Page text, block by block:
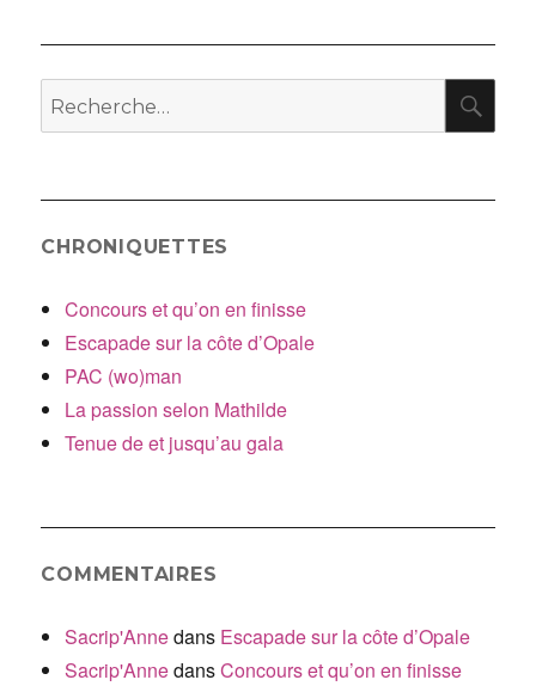
l’article
Recherche
pour
CHRONIQUETTES
Concours et qu’on en finisse
Escapade sur la côte d’Opale
PAC (wo)man
La passion selon Mathilde
Tenue de et jusqu’au gala
COMMENTAIRES
Sacrip'Annedans Escapade sur la côte d’Opale
Sacrip'AnnedansConcours et qu’on en finisse